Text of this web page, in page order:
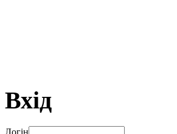
Вхід